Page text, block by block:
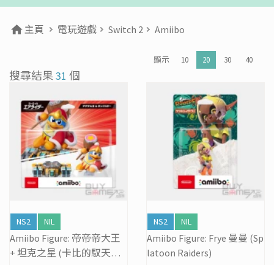
[22/04] [重要通知] 關於防範網絡惡意攻擊之重要安全聲明
[27/03] 星際復活大冒險! 年度盤點清貨 & Mario Galaxy 復活祭
[16/02] 門市及網店新春特別營業時間通告
[19/01] 金馬賀歲 • 購物送福 | 新春購物優惠 (17/1- 3/3/2026）
[07/12] 24周年購物折第3彈: 聖誕新年優惠 (1-31 DEC 2025)
[02/07] PS5/ XBox Grand Theft Auto VI 香港版預訂後續跟進
主頁 電玩遊戲 Switch 2 Amiibo
顯示 10 20 30 40
搜尋結果31 個
NS2 NIL
Amiibo Figure: 帝帝帝大王
+ 坦克之星 (卡比的馭天飛
NS2 NIL
Amiibo Figure: Frye 曼曼 (Sp
latoon Raiders)